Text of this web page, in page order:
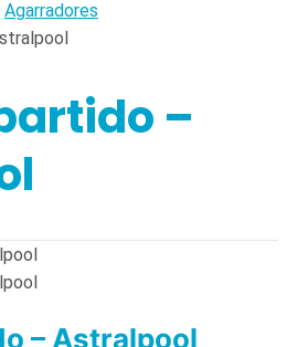
Agarradores
–
– Astralpool